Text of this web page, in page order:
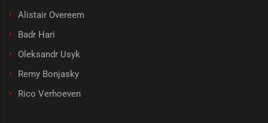
Alistair Overeem
Badr Hari
Oleksandr Usyk
Remy Bonjasky
Rico Verhoeven